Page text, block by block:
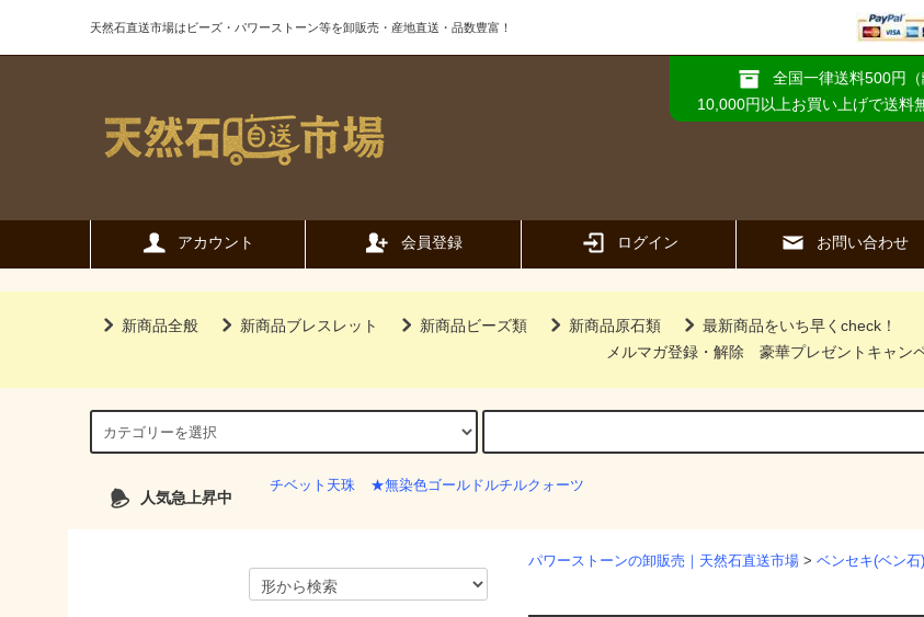
天然石直送市場はビーズ・パワーストーン等を卸販売・産地直送・品数豊富！
全国一律送料500円（
10,000円以上お買い上げで送料
アカウント 会員登録 ログイン お問い合わせ
新商品全般 新商品ブレスレット 新商品ビーズ類 新商品原石類
最新商品をいち早くcheck！
メルマガ登録・解除
豪華プレゼントキャン
人気急上昇中
チベット天珠 ★無染色ゴールドルチルクォーツ
パワーストーンの卸販売｜天然石直送市場 > ベンセキ(ベン石)